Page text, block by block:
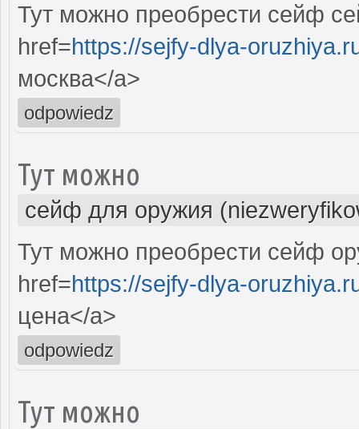
Тут можно преобрести сейф
href=https://sejfy-dlya-
москва</a>
odpowiedz
Тут можно
сейф для оружия
Тут можно преобрести сейф
href=https://sejfy-dlya-
цена</a>
odpowiedz
Тут можно